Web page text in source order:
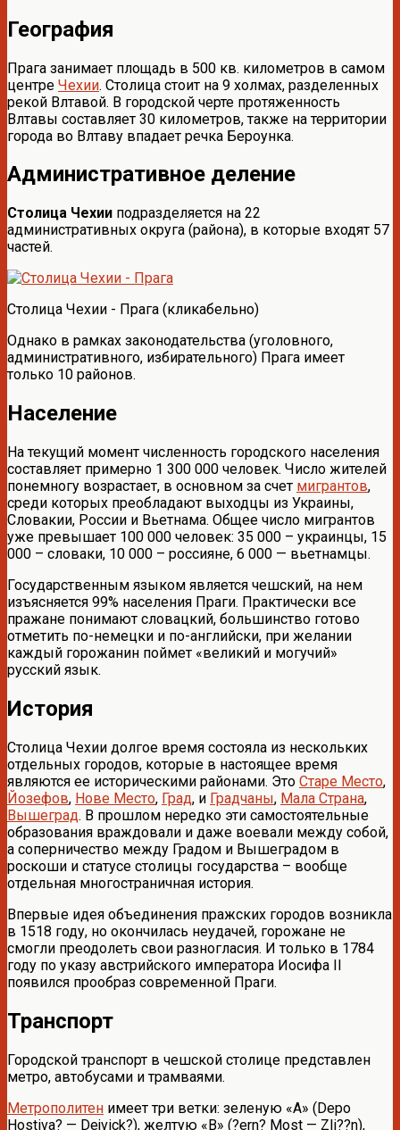
География
Прага занимает площадь в 500 кв. километров в самом
центре Чехии. Столица стоит на 9 холмах, разделенных
рекой Влтавой. В городской черте протяженность
Влтавы составляет 30 километров, также на территории
города во Влтаву впадает речка Бероунка.
Административное деление
Столица Чехии подразделяется на 22
административных округа (района), в которые входят 57
частей.
Столица Чехии - Прага (кликабельно)
Однако в рамках законодательства (уголовного,
административного, избирательного) Прага имеет
только 10 районов.
Население
На текущий момент численность городского населения
составляет примерно 1 300 000 человек. Число жителей
понемногу возрастает, в основном за счет мигрантов,
среди которых преобладают выходцы из Украины,
Словакии, России и Вьетнама. Общее число мигрантов
уже превышает 100 000 человек: 35 000 – украинцы, 15
000 – словаки, 10 000 – россияне, 6 000 — вьетнамцы.
Государственным языком является чешский, на нем
изъясняется 99% населения Праги. Практически все
пражане понимают словацкий, большинство готово
отметить по-немецки и по-английски, при желании
каждый горожанин поймет «великий и могучий»
русский язык.
История
Столица Чехии долгое время состояла из нескольких
отдельных городов, которые в настоящее время
являются ее историческими районами. Это Старе Место,
Йозефов, Нове Место, Град, и Градчаны, Мала Страна,
Вышеград. В прошлом нередко эти самостоятельные
образования враждовали и даже воевали между собой,
а соперничество между Градом и Вышеградом в
роскоши и статусе столицы государства – вообще
отдельная многостраничная история.
Впервые идея объединения пражских городов возникла
в 1518 году, но окончилась неудачей, горожане не
смогли преодолеть свои разногласия. И только в 1784
году по указу австрийского императора Иосифа II
появился прообраз современной Праги.
Транспорт
Городской транспорт в чешской столице представлен
метро, автобусами и трамваями.
Метрополитен имеет три ветки: зеленую «А» (Depo
Hostiva? — Dejvick?), желтую «В» (?ern? Most — Zli??n),